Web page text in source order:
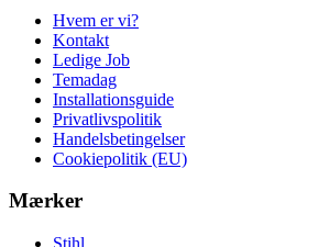
Hvem er vi?
Kontakt
Ledige Job
Temadag
Installationsguide
Privatlivspolitik
Handelsbetingelser
Cookiepolitik (EU)
Mærker
Stihl